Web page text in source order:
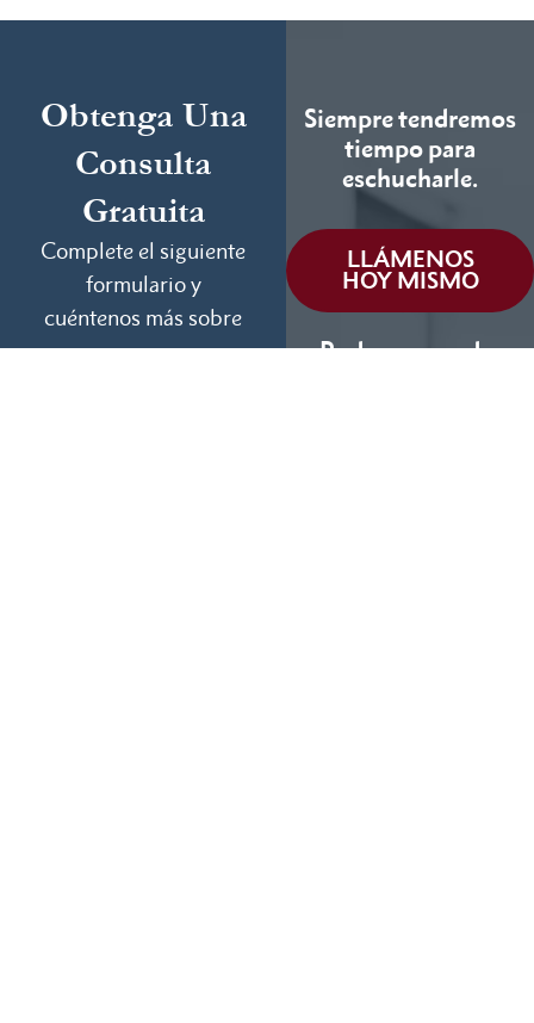
Obtenga Una
Consulta
Gratuita
Complete el siguiente
formulario y
cuéntenos más sobre
su caso.
Siempre tendremos
tiempo para
eschucharle.
LLÁMENOS
HOY MISMO
Podemos ayudar